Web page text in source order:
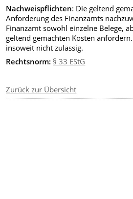
Nachweispflichten: Die geltend
Anforderung des Finanzamts
Finanzamt sowohl einzelne Belege,
geltend gemachten Kosten
insoweit nicht zulässig.
Rechtsnorm: § 33 EStG
Zurück zur Übersicht